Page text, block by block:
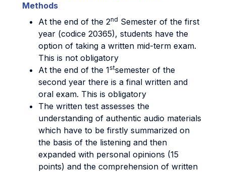
Methods
At the end of the 2nd Semester of the first
year (codice 20365), students have the
option of taking a written mid-term exam.
This is not obligatory
At the end of the 1stsemester of the
second year there is a final written and
oral exam. This is obligatory
The written test assesses the
understanding of authentic audio materials
which have to be firstly summarized on
the basis of the listening and then
expanded with personal opinions (15
points) and the comprehension of written